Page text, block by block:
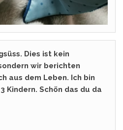
Dies ist kein
wir berichten
aus dem Leben. Ich bin
Kindern. Schön das du da